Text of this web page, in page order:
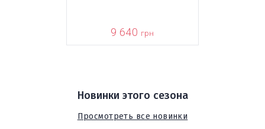
9 640 грн
Новинки этого сезона
Просмотреть все новинки